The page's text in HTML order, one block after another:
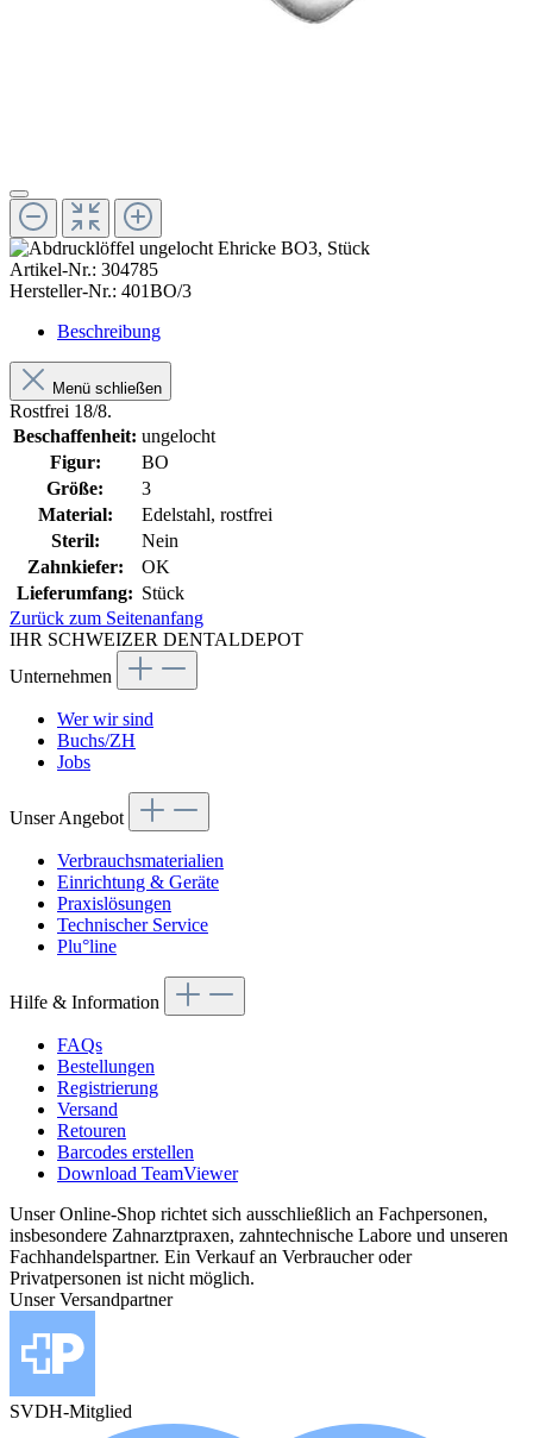
Artikel-Nr.: 304785
Hersteller-Nr.: 401BO/3
Beschreibung
Menü schließen
Rostfrei 18/8.
Beschaffenheit: ungelocht
Figur:
BO
Größe:
3
Material:
Edelstahl, rostfrei
Steril:
Nein
Zahnkiefer:
OK
Lieferumfang: Stück
Zurück zum Seitenanfang
IHR SCHWEIZER DENTALDEPOT
Unternehmen
Wer wir sind
Buchs/ZH
Jobs
Unser Angebot
Verbrauchsmaterialien
Einrichtung & Geräte
Praxislösungen
Technischer Service
Plu°line
Hilfe & Information
FAQs
Bestellungen
Registrierung
Versand
Retouren
Barcodes erstellen
Download TeamViewer
Unser Online-Shop richtet sich ausschließlich an Fachpersonen,
insbesondere Zahnarztpraxen, zahntechnische Labore und unseren
Fachhandelspartner. Ein Verkauf an Verbraucher oder
Privatpersonen ist nicht möglich.
Unser Versandpartner
SVDH-Mitglied